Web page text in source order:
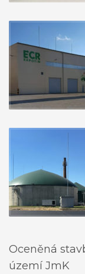
Oceněná
území JmK